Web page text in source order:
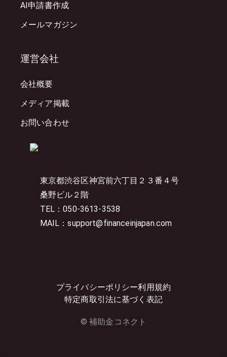
東京都渋谷区神宮前六丁目２３番４号
桑野ビル２階
TEL：050-3613-3538
MAIL：support@financeinjapan.com
プライバシーポリシー利用規約
特定商取引法に基づく表記
© 補助金コネクト
AI申請書作成
メールマガジン
運営会社
会社概要
メディア掲載
お問い合わせ